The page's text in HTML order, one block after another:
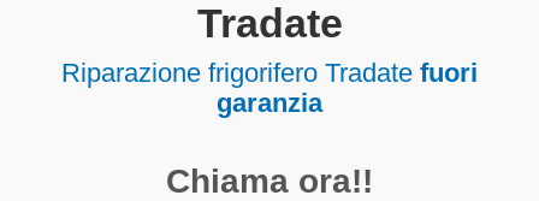
Tradate
Riparazione frigorifero Tradate fuori
garanzia
Chiama ora!!